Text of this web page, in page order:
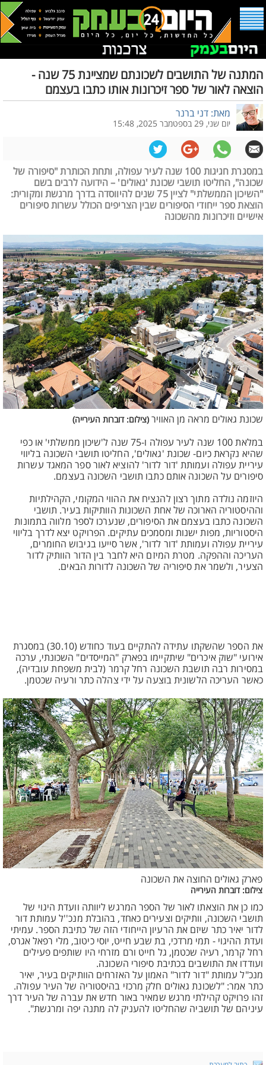
המתנה של התושבים לשכונתם שמציינת 75 שנה -
הוצאה לאור של ספר זיכרונות אותו כתבו בעצמם
מאת: דני ברנר
יום שני, 29 בספטמבר 2025, 15:48
במסגרת חגיגות 100 שנה לעיר עפולה, ותחת הכותרת "סיפורה של
שכונה", החליטו תושבי שכונת 'גאולים' – הידועה לרבים בשם
"השיכון הממשלתי" לציין 75 שנים להיווסדה בדרך מרגשת ומקורית:
הוצאת ספר ייחודי הסיפורים שבין הצריפים הכולל עשרות סיפורים
אישיים וזיכרונות מהשכונה
שכונת גאולים מראה מן האוויר (צילום: דוברות העירייה)
במלאת 100 שנה לעיר עפולה ו-75 שנה ל'שיכון ממשלתי' או כפי
שהיא נקראת כיום- שכונת 'גאולים', החליטו תושבי השכונה בליווי
עיריית עפולה ועמותת 'דור לדור' להוציא לאור ספר המאגד עשרות
סיפורים על השכונה אותם כתבו תושבי השכונה בעצמם.
היוזמה נולדה מתוך רצון להנציח את ההווי המקומי, הקהילתיות
וההיסטוריה הארוכה של אחת השכונות הוותיקות בעיר. תושבי
השכונה כתבו בעצמם את הסיפורים, שנערכו לספר מלווה בתמונות
היסטוריות, מפות ישנות ומסמכים עתיקים. הפרויקט יצא לדרך בליווי
עיריית עפולה ועמותת 'דור לדור', אשר סייעו בגיבוש החומרים,
העריכה וההפקה. מטרת המיזם היא לחבר בין הדור הוותיק לדור
הצעיר, ולשמר את סיפוריה של השכונה לדורות הבאים.
את הספר שהשקתו עתידה להתקיים בעוד כחודש (30.10) במסגרת
אירועי "שוק איכרים" שיתקיימו בפארק "המייסדים" השכונתי, ערכה
במסירות רבה תושבת השכונה רחל קרמר (לבית משפחת עובדיה),
כאשר העריכה הלשונית בוצעה על ידי צהלה כתר ורעיה שכטמן.
פארק גאולים החוצה את השכונה
צילום: דוברות העירייה
כמו כן את הוצאתו לאור של הספר המרגש ליוותה וועדת היגוי של
תושבי השכונה, וותיקים וצעירים כאחד, בהובלת מנכ''ל עמותת דור
לדור יאיר כתר שיזם את הרעיון הייחודי הזה של כתיבת הספר. עמיתי
ועדת ההיגוי - תמי מרדכי, בת שבע חייט, יוסי כיטוב, מלי רפאל אגרס,
רחל קרמר, רעיה שכטמן, גל חייט ורם מזרחי היו שותפים פעילים
ועודדו את התושבים בכתיבת סיפורי השכונה.
מנכ"ל עמותת "דור לדור" האמון על האזרחים הוותיקים בעיר, יאיר
כתר אמר: "לשכונת גאולים חלק מרכזי בהיסטוריה של העיר עפולה.
זהו פרויקט קהילתי מרגש שמאיר באור חדש את עברה של העיר דרך
עיניהם של תושביה שהחליטו להעניק לה מתנה יפה ומרגשת".